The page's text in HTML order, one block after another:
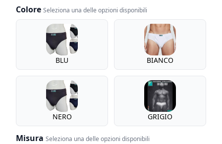
Colore Seleziona una delle opzioni disponibili
Colore
BLU BIANCO
NERO GRIGIO
Misura Seleziona una delle opzioni disponibili